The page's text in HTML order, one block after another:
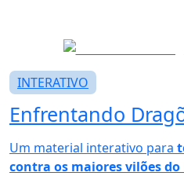
INTERATIVO
Enfrentando
Um material interativo para
contra os maiores vilões